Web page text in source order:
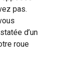
pas.
d’un
roue